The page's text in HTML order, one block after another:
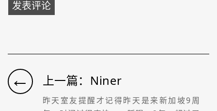
← 上一篇：Niner
昨天室友提醒才记得昨天是来新加坡9周